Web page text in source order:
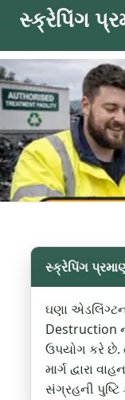
સ્ક્રેપિંગ
સ્ક્રેપિંગ
ઘણા
Destruction
ઉપયોગ કરે છે.
માર્ગ દ્વારા
સંગ્રહની